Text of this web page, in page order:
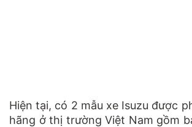
Hiện tại, có 2 mẫu xe Isuzu được
hãng ở thị trường Việt Nam gồm